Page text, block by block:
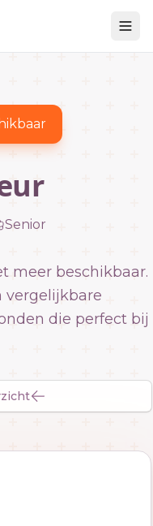
Senior
meer beschikbaar.
vergelijkbare
die perfect bij